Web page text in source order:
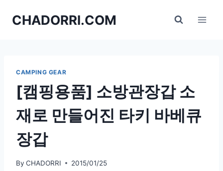
CHADORRI.COM
CAMPING GEAR
[캠핑용품] 소방관장갑 소
재로 만들어진 타키 바베큐
장갑
By CHADORRI 2015/01/25